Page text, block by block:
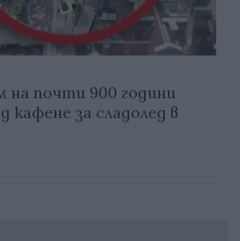
на почти 900 години
кафене за сладолед в